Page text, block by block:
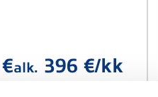
alk. 396 €/kk